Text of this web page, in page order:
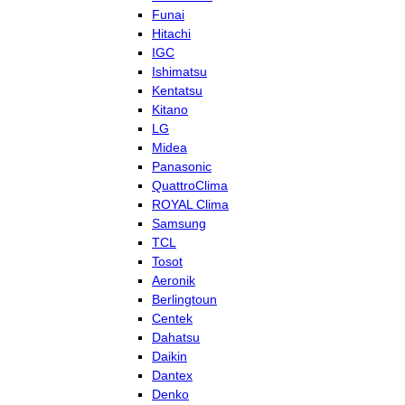
Funai
Hitachi
IGC
Ishimatsu
Kentatsu
Kitano
LG
Midea
Panasonic
QuattroClima
ROYAL Clima
Samsung
TCL
Tosot
Aeronik
Berlingtoun
Centek
Dahatsu
Daikin
Dantex
Denko